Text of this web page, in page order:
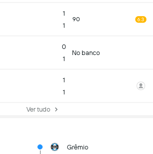
1
1
90 6.3
0
1
No banco
1
1
Ver tudo
Grêmio